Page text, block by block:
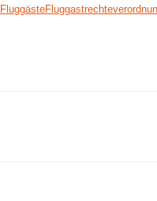
Fluggäste